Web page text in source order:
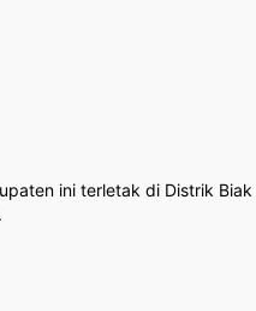
ini terletak di Distrik